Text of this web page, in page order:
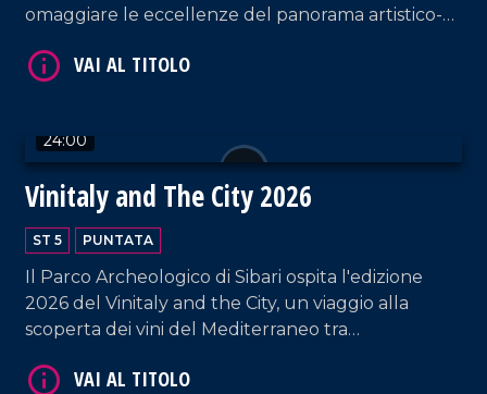
omaggiare le eccellenze del panorama artistico-
24:00
Vinitaly and The City 2026
ST 5 PUNTATA
Il Parco Archeologico di Sibari ospita l'edizione
2026 del Vinitaly and the City, un viaggio alla
scoperta dei vini del Mediterraneo tra
culturali.
VAI AL TITOLO